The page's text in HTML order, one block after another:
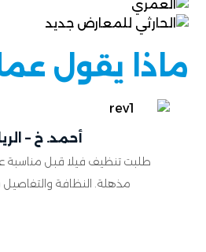
ماذا يقول
أحمد. خ –
طلبت تنظيف فيلا قبل مناسبة
مذهلة. النظافة